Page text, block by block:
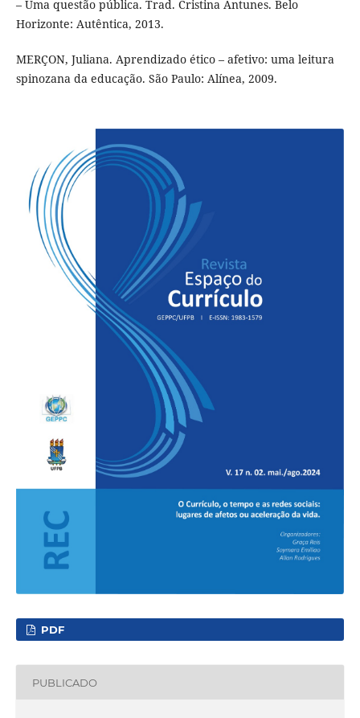
– Uma questão pública. Trad. Cristina Antunes. Belo
Horizonte: Autêntica, 2013.
MERÇON, Juliana. Aprendizado ético – afetivo: uma leitura
spinozana da educação. São Paulo: Alínea, 2009.
PDF
PUBLICADO